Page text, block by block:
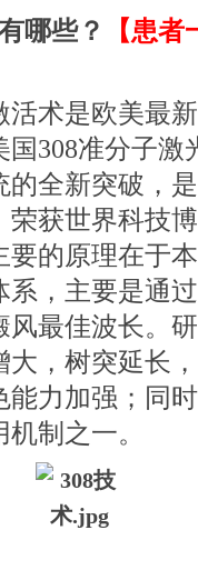
哪些？
【患
活术是欧美最
308准分子激
全新突破，
获世界科技
要的原理在于
，主要是通
最佳波长。
，树突延长
力加强；同
制之一。